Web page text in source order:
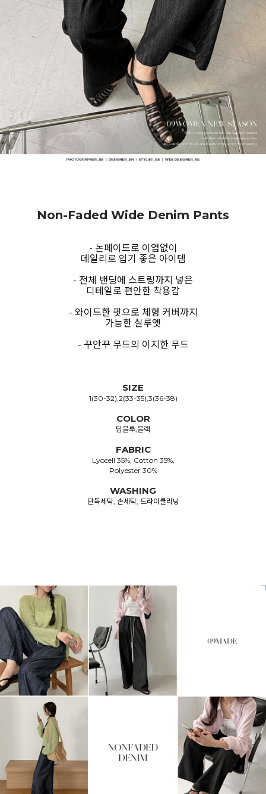
Non-Faded Wide Denim Pants
- 논페이드로 이염없이
데일리로 입기 좋은 아이템
- 전체 밴딩에 스트링까지 넣은
디테일로 편안한 착용감
- 와이드한 핏으로 체형 커버까지
가능한 실루엣
- 꾸안꾸 무드의 이지한 무드
SIZE
1(30-32),2(33-35),3(36-38)
COLOR
딥블루,블랙
FABRIC
Lyocell 35%, Cotton 35%,
Polyester 30%
WASHING
단독세탁, 손세탁, 드라이클리닝